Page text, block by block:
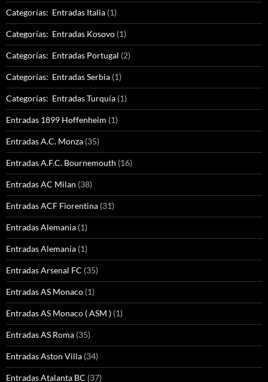
Categorías: Entradas Italia (1)
Categorías: Entradas Kosovo (1)
Categorías: Entradas Portugal (2)
Categorías: Entradas Serbia (1)
Categorías: Entradas Turquía (1)
Entradas 1899 Hoffenheim (1)
Entradas A.C. Monza (35)
Entradas A.F.C. Bournemouth (16)
Entradas AC Milan (38)
Entradas ACF Fiorentina (31)
Entradas Alemania (1)
Entradas Alemania (1)
Entradas Arsenal FC (35)
Entradas AS Monaco (1)
Entradas AS Monaco ( ASM ) (1)
Entradas AS Roma (35)
Entradas Aston Villa (34)
Entradas Atalanta BC (37)